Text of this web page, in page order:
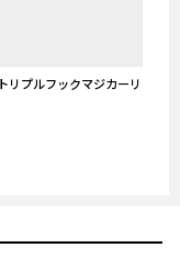
リプルフックマジカーリ